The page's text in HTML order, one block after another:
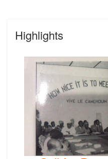
Highlights